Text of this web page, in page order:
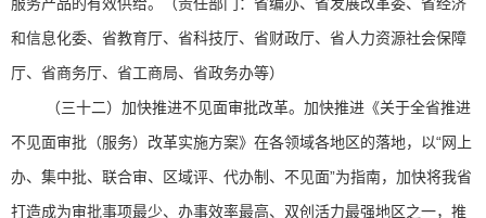
和信息化委、省教育厅、省科技厅、省财政厅、省人力资源社会保障
厅、省商务厅、省工商局、省政务办等）
（三十二）加快推进不见面审批改革。加快推进《关于全省推进
不见面审批（服务）改革实施方案》在各领域各地区的落地，以“网上
办、集中批、联合审、区域评、代办制、不见面”为指南，加快将我省
打造成为审批事项最少、办事效率最高、双创活力最强地区之一，推